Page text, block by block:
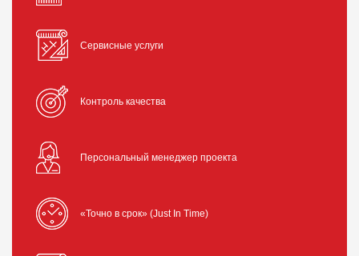
Сервисные услуги
Контроль качества
Персональный менеджер проекта
«Точно в срок» (Just In Time)